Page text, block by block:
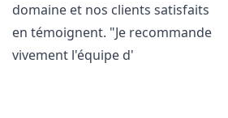
domaine et nos clients satisfaits
en témoignent. "Je recommande
vivement l'équipe d'